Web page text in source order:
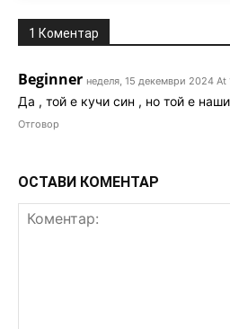
1 Коментар
Beginner неделя, 15 декември 2024 At
Да , той е кучи син , но той е
Отговор
ОСТАВИ КОМЕНТАР